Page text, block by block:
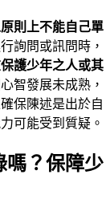
則上不能自己單
詢問或訊問時，
護少年之人或其
智發展未成熟，
保陳述是出於自
可能受到質疑。
嗎？保障少